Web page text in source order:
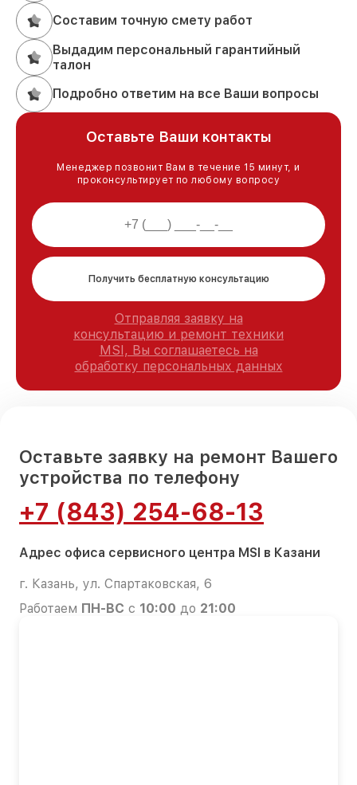
Составим точную смету работ
Выдадим персональный гарантийный
талон
Подробно ответим на все Ваши вопросы
Оставьте Ваши контакты
Менеджер позвонит Вам в течение 15 минут, и
проконсультирует по любому вопросу
Получить бесплатную консультацию
Отправляя заявку на
консультацию и ремонт техники
MSI, Вы соглашаетесь на
обработку персональных данных
Оставьте заявку на ремонт Вашего
устройства по телефону
+7 (843) 254-68-13
Адрес офиса сервисного центра MSI в Казани
г. Казань, ул. Спартаковская, 6
Работаем ПН-ВС с 10:00 до 21:00